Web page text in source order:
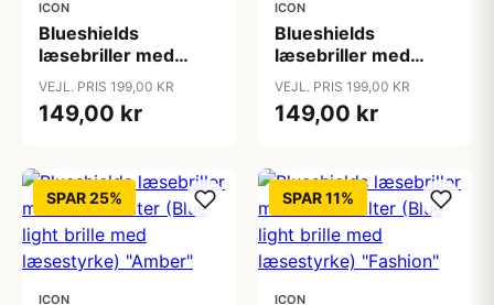
ICON
Blueshields
læsebriller med
skærmfilter (Blue
light brille med
læsestyrke) "Amber"
VEJL. PRIS 199,00 KR
149,00 kr
ICON
Blueshields
læsebriller med
skærmfilter (Blue
light brille med
læsestyrke) "Amber"
VEJL. PRIS 199,00 KR
149,00 kr
SPAR 25%
ICON
SPAR 11%
ICON